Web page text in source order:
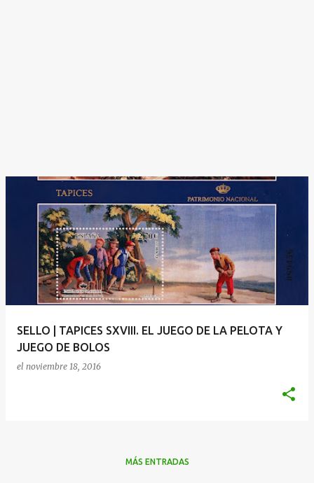
SELLO | TAPICES SXVIII. EL JUEGO DE LA PELOTA Y
JUEGO DE BOLOS
el noviembre 18, 2016
MÁS ENTRADAS